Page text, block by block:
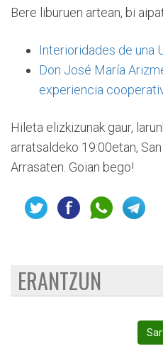
Bere liburuen artean, bi
Interioridades de una
Don José María
experiencia
Hileta elizkizunak gaur,
arratsaldeko 19:00etan,
Arrasaten. Goian bego!
ERANTZUN